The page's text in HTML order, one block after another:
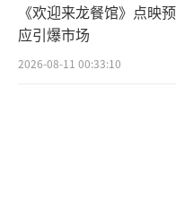
《欢迎来龙餐馆》点映
应引爆市场
2026-08-11 00:33:10